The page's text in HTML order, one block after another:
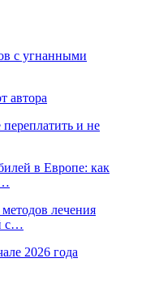
с угнанными
автора
и не
в Европе: как
лечения
с…
2026 года